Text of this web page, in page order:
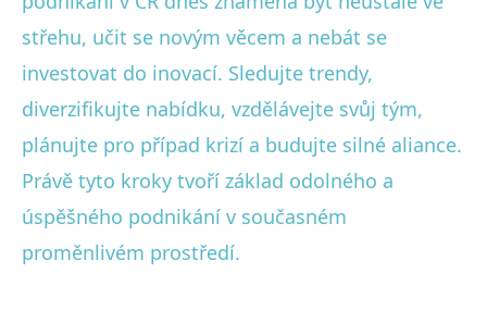
střehu, učit se novým věcem a nebát se
investovat do inovací. Sledujte trendy,
diverzifikujte nabídku, vzdělávejte svůj tým,
plánujte pro případ krizí a budujte silné aliance.
Právě tyto kroky tvoří základ odolného a
úspěšného podnikání v současném
proměnlivém prostředí.